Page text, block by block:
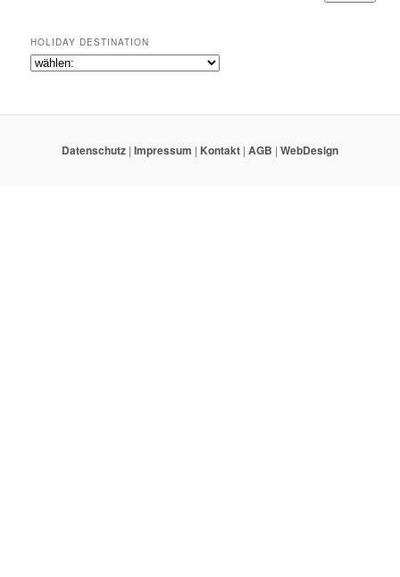
HOLIDAY DESTINATION
Datenschutz | Impressum | Kontakt | AGB | WebDesign